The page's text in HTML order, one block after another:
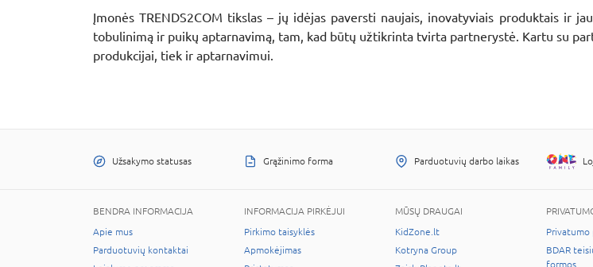
Įmonės TRENDS2COM tikslas – jų idėjas paversti naujais, inovatyviais produktais ir
tobulinimą ir puikų aptarnavimą, tam, kad būtų užtikrinta tvirta partnerystė. Kartu su
produkcijai, tiek ir aptarnavimui.
Užsakymo statusas Grąžinimo forma Parduotuvių darbo laikas
BENDRA INFORMACIJA
Apie mus
Parduotuvių kontaktai
INFORMACIJA PIRKĖJUI
Pirkimo taisyklės
Apmokėjimas
MŪSŲ DRAUGAI
KidZone.lt
Kotryna Group
BDAR
formos